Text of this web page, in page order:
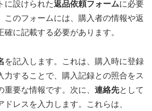
に設けられた返品依頼フォームに必要
このフォームには、購入者の情報や返
に記載する必要があります。
を記入します。これは、購入時に登録
力することで、購入記録との照合をス
重要な情報です。次に、 連絡先として
ドレスを入力します。これらは、